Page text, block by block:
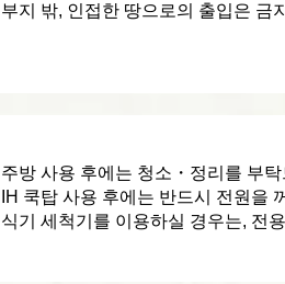
부지 밖, 인접한 땅으로의 출입은 금
주방 사용 후에는 청소・정리를 부
IH 쿡탑 사용 후에는 반드시 전원을
식기 세척기를 이용하실 경우는, 전